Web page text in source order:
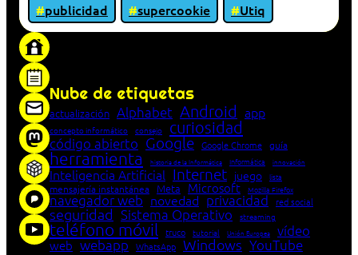
publicidad
supercookie
Utiq
Nube de etiquetas
actualización Alphabet Android app
concepto informático consejo curiosidad
código abierto Google Google Chrome guía
herramienta historia de la Informática Informática innovación
Inteligencia Artificial Internet juego lista
mensajería instantánea Meta Microsoft Mozilla Firefox
navegador web novedad privacidad red social
seguridad Sistema Operativo streaming
teléfono móvil truco tutorial Unión Europea vídeo
web webapp WhatsApp Windows YouTube